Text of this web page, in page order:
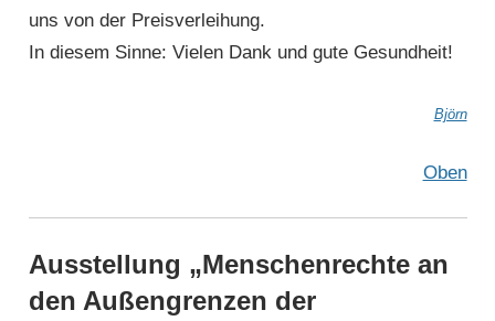
uns von der Preis­verleihung.
In diesem Sinne: Vielen Dank und gute Gesundheit!
Björn
Oben
Ausstellung „Menschenrechte an
den Außengrenzen der